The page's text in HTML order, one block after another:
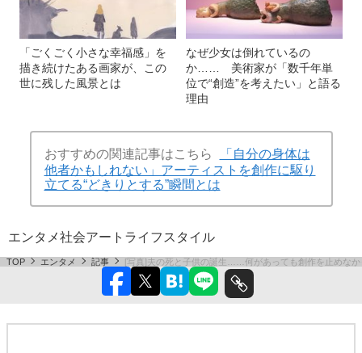
「ごくごく小さな幸福感」を
描き続けたある画家が、この
世に残した風景とは
なぜ少女は倒れているの
か…… 美術家が「数千年単
位で“創造”を考えたい」と語る
理由
おすすめの関連記事はこちら
「自分の身体は
他者かもしれない」アーティストを創作に駆り
立てる“どきりとする”瞬間とは
エンタメ社会アート ライフスタイル
TOP エンタメ 記事 [写真]夫の死と子供の誕生……何があっても創作を止めなか